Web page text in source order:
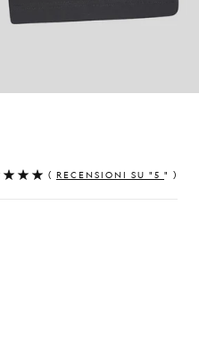
( RECENSIONI SU "5 " )